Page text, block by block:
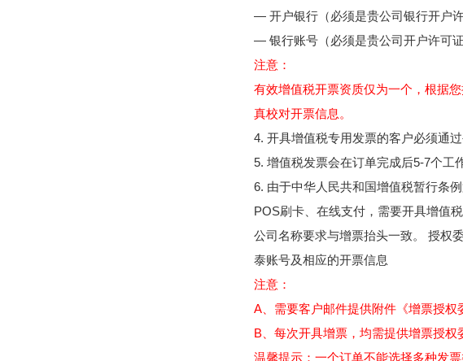
— 开户银行（必须是贵公司银行开户许
— 银行账号（必须是贵公司开户许可证
注意：
有效增值税开票资质仅为一个，根据
真校对开票信息。
4. 开具增值税专用发票的客户必须通
5. 增值税发票会在订单完成后5-7个工
6. 由于中华人民共和国增值税暂行条
POS刷卡、在线支付，需要开具增值
公司名称要求与增票抬头一致。 授权
泰账号及相应的开票信息
注意：
A、需要客户邮件提供附件《增票授
B、每次开具增票，均需提供增票授权
温馨提示：一个订单不能选择多种发